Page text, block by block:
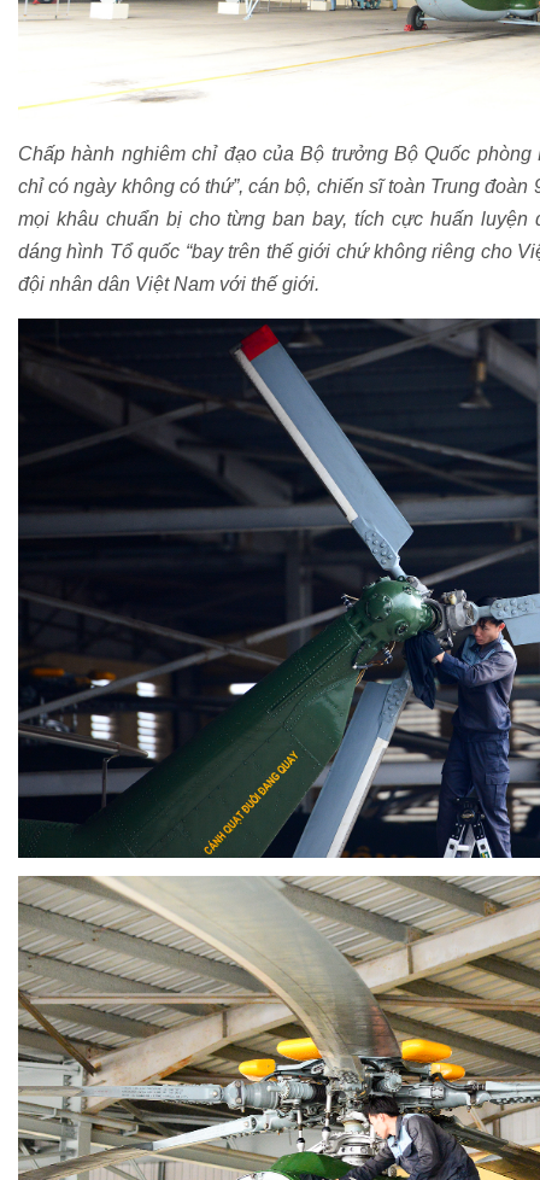
Chấp hành nghiêm chỉ đạo của Bộ trưởng Bộ Quốc phòng
chỉ có ngày không có thứ”, cán bộ, chiến sĩ toàn Trung
mọi khâu chuẩn bị cho từng ban bay, tích cực huấn luyện
dáng hình Tổ quốc “bay trên thế giới chứ không riêng cho
đội nhân dân Việt Nam với thế giới.